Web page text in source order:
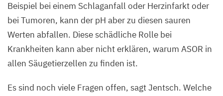
Beispiel bei einem Schlaganfall oder Herzinfarkt oder
bei Tumoren, kann der pH aber zu diesen sauren
Werten abfallen. Diese schädliche Rolle bei
Krankheiten kann aber nicht erklären, warum ASOR in
allen Säugetierzellen zu finden ist.
Es sind noch viele Fragen offen, sagt Jentsch. Welche